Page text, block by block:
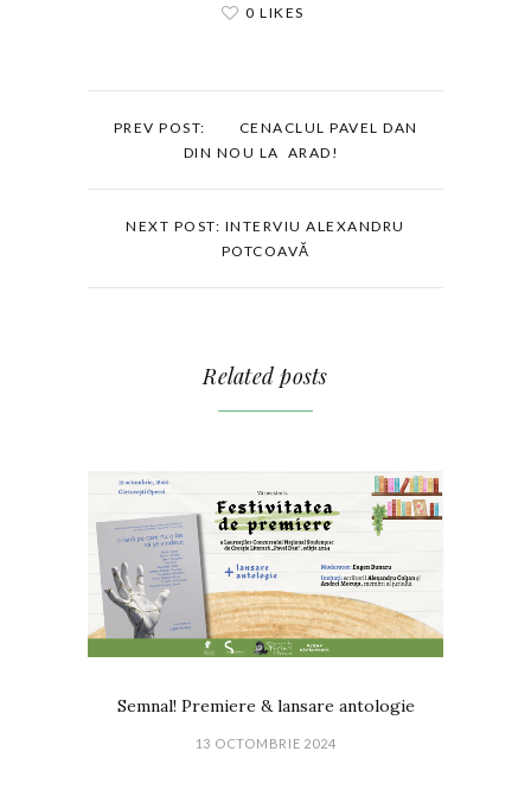
0 LIKES
PREV POST: CENACLUL PAVEL DAN
DIN NOU LA ARAD!
NEXT POST: INTERVIU ALEXANDRU
POTCOAVĂ
Related posts
Semnal! Premiere & lansare antologie
13 OCTOMBRIE 2024